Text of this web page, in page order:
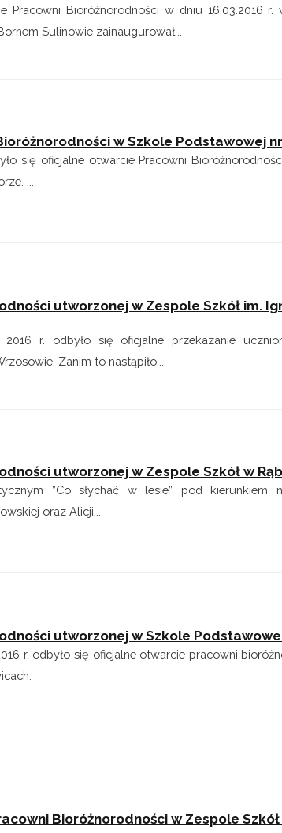
Pracowni Bioróżnorodności w dniu 16.03.2016
Sulinowie zainaugurował...
w Szkole Podstawowej nr
się oficjalne otwarcie Pracowni
...
utworzonej w Zespole Szkół im.
r. odbyło się oficjalne przekazanie
Zanim to nastąpiło...
utworzonej w Zespole Szkół w
”Co słychać w lesie” pod kierunkiem
oraz Alicji...
utworzonej w Szkole
r. odbyło się oficjalne otwarcie pracowni
Bioróżnorodności w Zespole